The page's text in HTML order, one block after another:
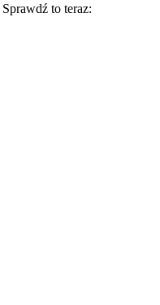
Sprawdź to teraz: